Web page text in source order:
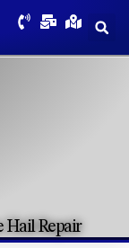
Repair